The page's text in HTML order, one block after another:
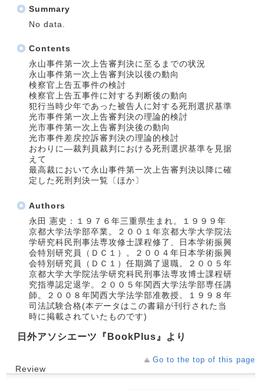
Summary
No data.
Contents
永山事件第一次上告審判決に至るまでの状況
永山事件第一次上告審判決以後の動向
検察官上告五事件の検討
検察官上告五事件に対する判断後の動向
犯行当時少年であった被告人に対する死刑選択基準
光市事件第一次上告審判決の理論的検討
光市事件第一次上告審判決後の動向
光市事件差戻控訴審判決の理論的検討
おわりに―裁判員裁判における死刑選択基準を見据
えて
最高裁において永山事件第一次上告審判決以降に確
定した死刑判決一覧〔ほか〕
Authors
永田 憲史：１９７６年三重県生まれ。１９９９年
京都大学法学部卒業。２００１年京都大学大学院法
学研究科民刑事法専攻修士課程修了、日本学術振興
会特別研究員（ＤＣ１）。２００４年日本学術振興
会特別研究員（ＤＣ１）任期満了退職。２００５年
京都大学大学院法学研究科民刑事法専攻博士課程研
究指導認定退学。２００５年関西大学法学部専任講
師。２００８年関西大学法学部准教授。１９９８年
司法試験合格(本データはこの書籍が刊行された当
時に掲載されていたものです)
日外アソシエーツ『BookPlus』より
Go to the top of this page
Review